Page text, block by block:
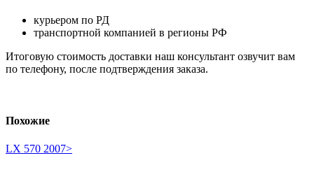
курьером по РД
транспортной компанией в регионы РФ
Итоговую стоимость доставки наш консультант озвучит вам
по телефону, после подтверждения заказа.
Похожие
LX 570 2007>